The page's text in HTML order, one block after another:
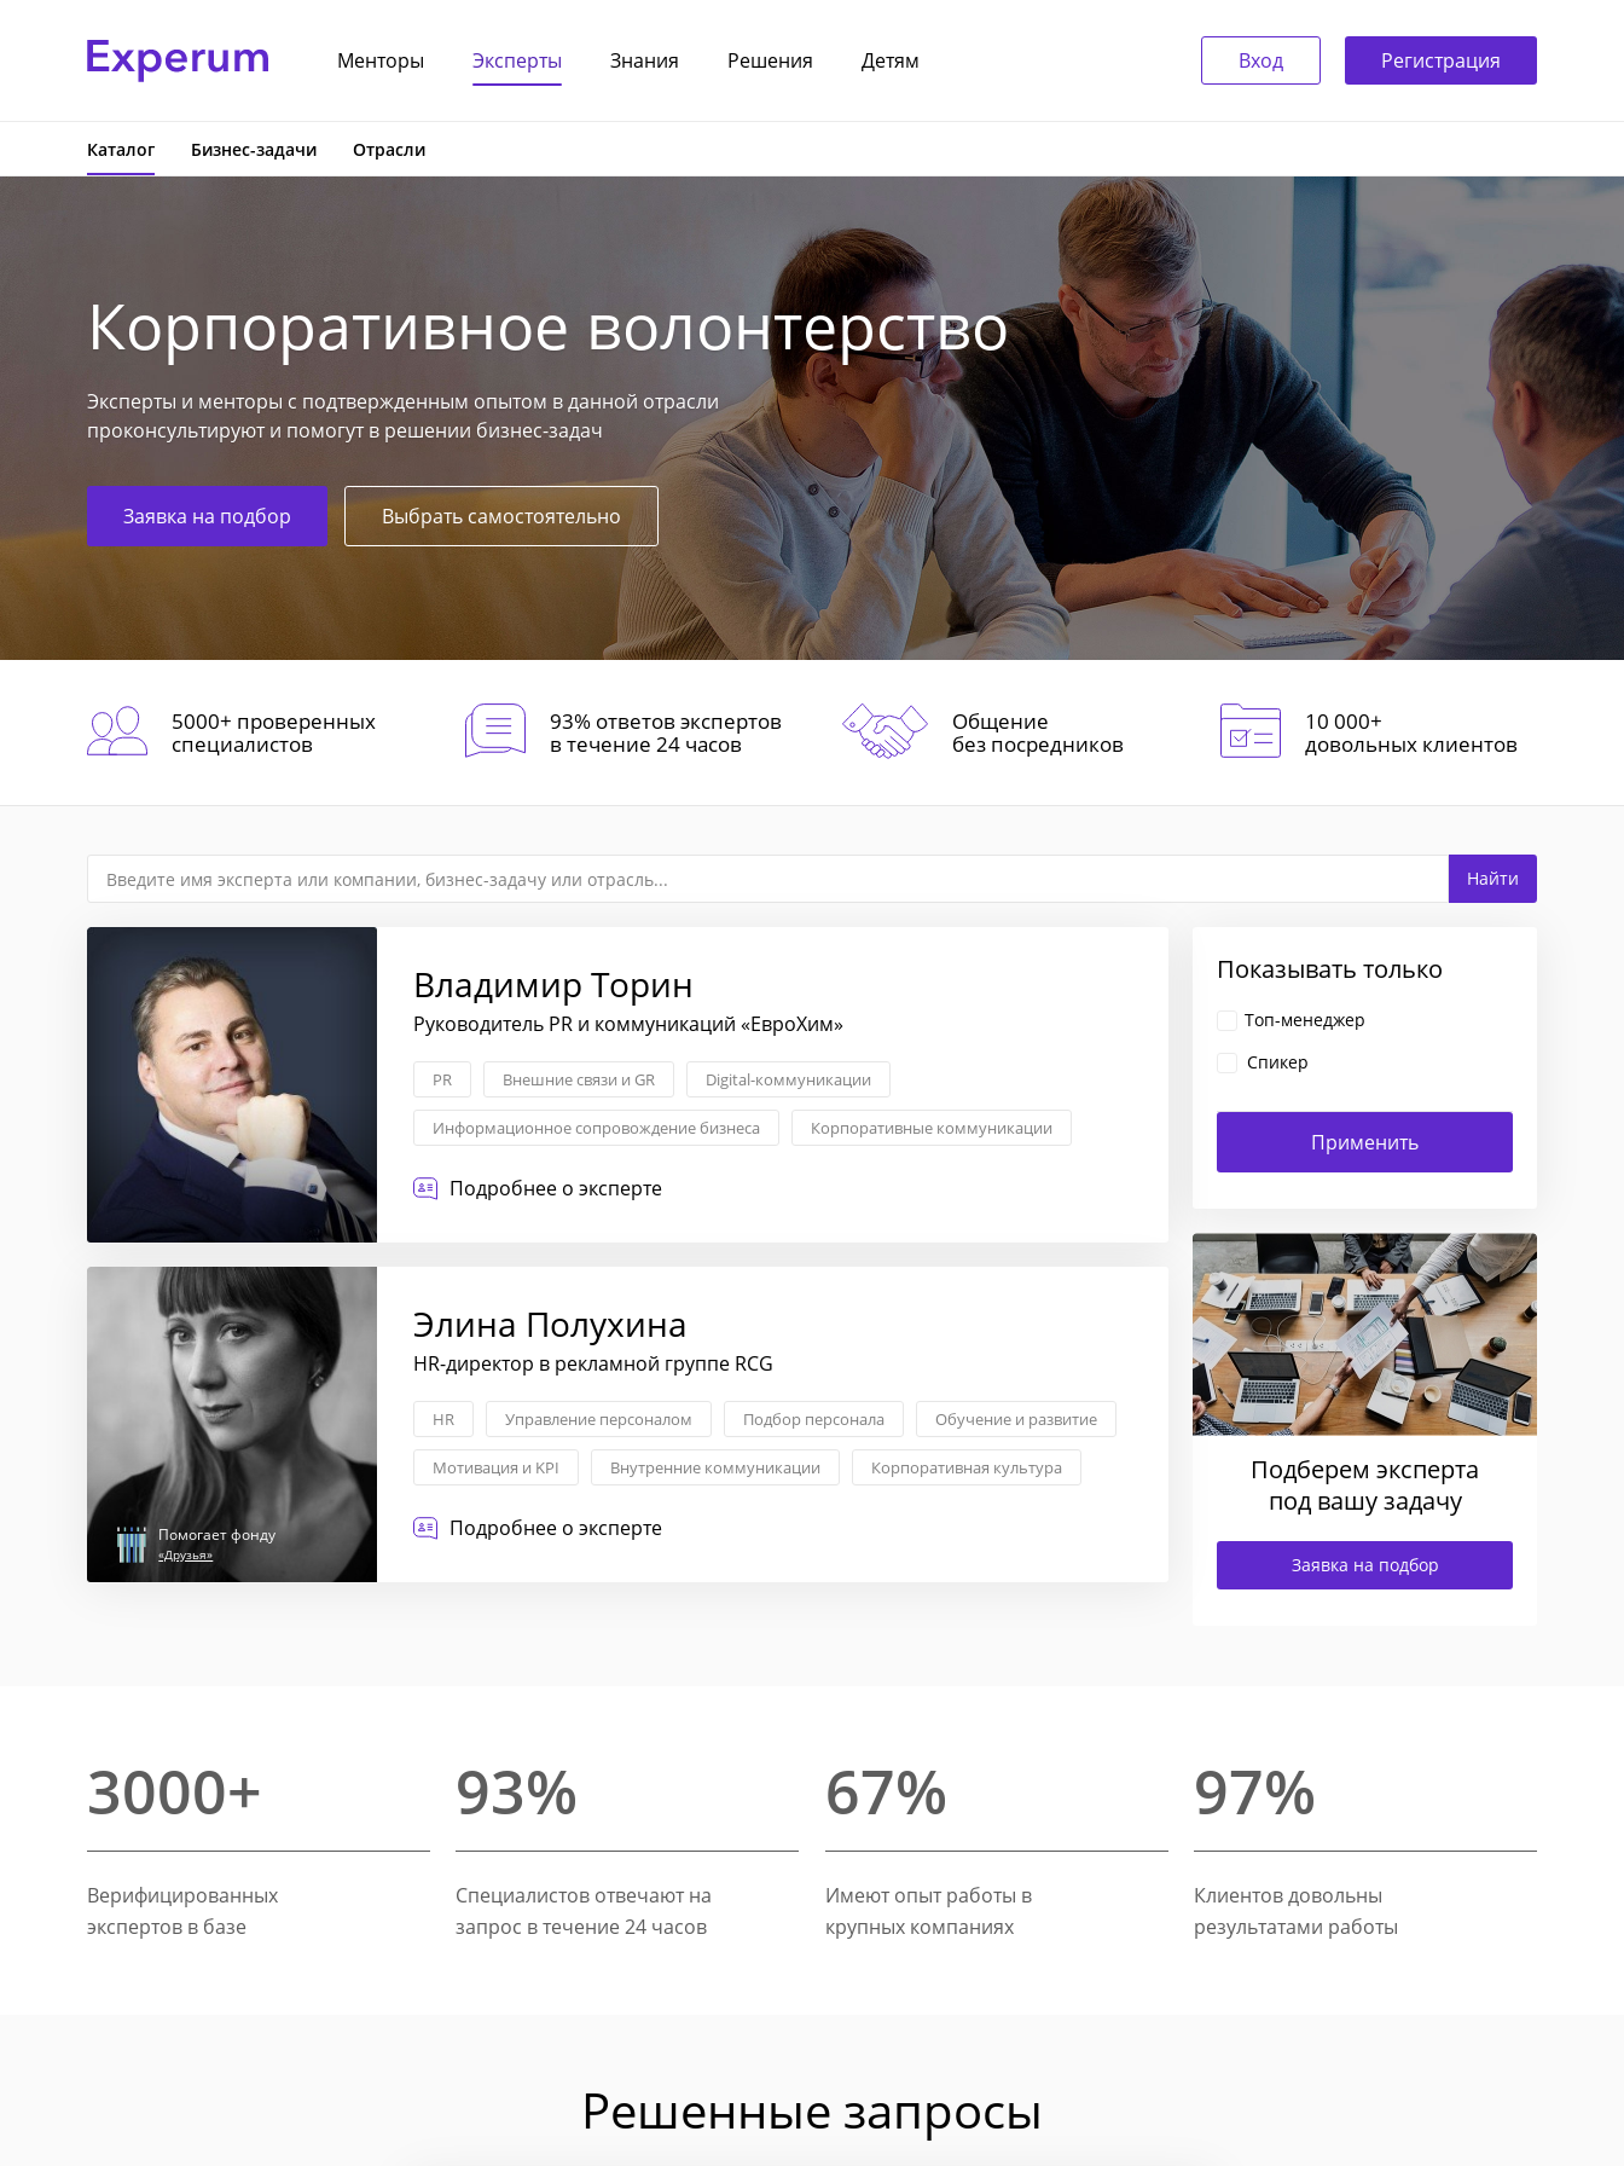
Менторы Эксперты Знания Решения Детям Вход Регистрация
Каталог Бизнес-задачи Отрасли
Корпоративное волонтерство
Эксперты и менторы с подтвержденным опытом в данной отрасли
проконсультируют и помогут в решении бизнес-задач
Заявка на подбор Выбрать самостоятельно
5000+ проверенных
специалистов
93% ответов экспертов
в течение 24 часов
Общение
без посредников
10 000+
довольных клиентов
Владимир Торин
Руководитель PR и коммуникаций «ЕвроХим»
PR Внешние связи и GR Digital-коммуникации
Информационное сопровождение бизнеса Корпоративные коммуникации
Управление деловой репутацией
Подробнее о эксперте
Помогает фонду
«Друзья»
Элина Полухина
HR-директор в рекламной группе RCG
HR Управление персоналом Подбор персонала Обучение и развитие
Мотивация и KPI Внутренние коммуникации Корпоративная культура
Подробнее о эксперте
Показывать только
Топ-менеджер
Спикер
Подберем эксперта
под вашу задачу
Заявка на подбор
3000+
Верифицированных
экспертов в базе
93%
Специалистов отвечают на
запрос в течение 24 часов
67%
Имеют опыт работы в
крупных компаниях
97%
Клиентов довольны
результатами работы
Решенные запросы